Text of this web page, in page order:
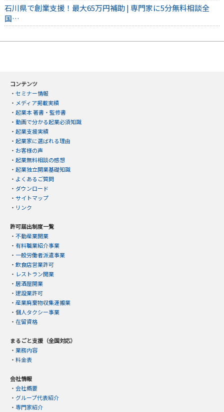
石川県で創業支援！最大65万円補助 | 専門家に5分無料相談全
国…
コンテンツ
・ セミナー情報
・ メディア掲載実績
・ 起業本 著書・監修書
・ 動画で分かる起業必須知識
・ 起業支援実績
・ 起業家に選ばれる理由
・ お客様の声
・ 起業無料相談の感想
・ 起業独立開業基礎知識
・ よくあるご質問
・ ダウンロード
・ サイトマップ
・ リンク
許可届出制度一覧
・ 不動産業開業
・ 有料職業紹介事業
・ 一般労働者派遣事業
・ 飲食店営業許可
・ レストラン開業
・ 居酒屋開業
・ 建設業許可
・ 産業廃棄物収集運搬業
・ 個人タクシー事業
・ 在留資格
まるごと支援（全国対応）
・ 業務内容
・ 料金表
会社情報
・ 会社概要
・ グループ代表紹介
・ 専門家紹介